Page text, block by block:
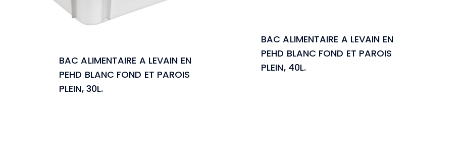
BAC ALIMENTAIRE A LEVAIN EN
PEHD BLANC FOND ET PAROIS
PLEIN, 30L.
BAC ALIMENTAIRE A LEVAIN EN
PEHD BLANC FOND ET PAROIS
PLEIN, 40L.